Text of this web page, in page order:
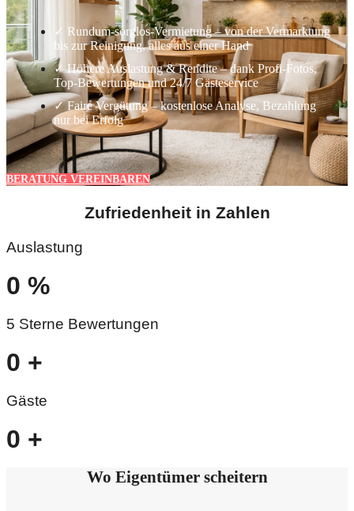
✓ Rundum-sorglos-Vermietung – von der Vermarktung
bis zur Reinigung, alles aus einer Hand
✓ Höhere Auslastung & Rendite – dank Profi-Fotos,
Top-Bewertungen und 24/7 Gästeservice
✓ Faire Vergütung – kostenlose Analyse, Bezahlung
nur bei Erfolg
BERATUNG VEREINBAREN
Zufriedenheit in Zahlen
Auslastung
0 %
5 Sterne Bewertungen
0 +
Gäste
0 +
Wo Eigentümer scheitern